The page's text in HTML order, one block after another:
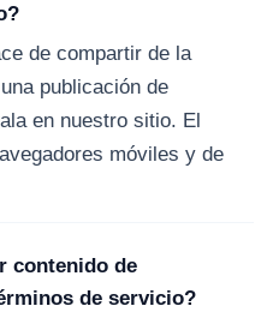
de compartir de la
publicación de
en nuestro sitio. El
móviles y de
contenido de
de servicio?